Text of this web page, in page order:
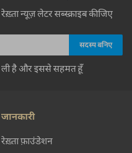
न्यूज़ लेटर सब्स्क्राइब कीजिए
है और इससे सहमत हूँ
जानकारी
रेख़्ता फ़ाउंडेशन